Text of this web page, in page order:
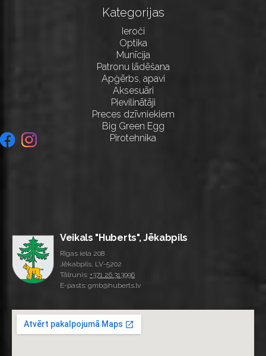
Kategorijas
Ieroči
Optika
Munīcija
Patronu lādēšana
Apģērbs, apavi
Aksesuāri
Pievilinātāji
Preces dzīvniekiem
Big Green Egg
Pirotehnika
Veikals "Huberts", Jēkabpils
Rīgas iela 208
Jēkabpils, LV-5202
Tālrunis: +371 26 313996
E-pasts: gmb@huberts.lv